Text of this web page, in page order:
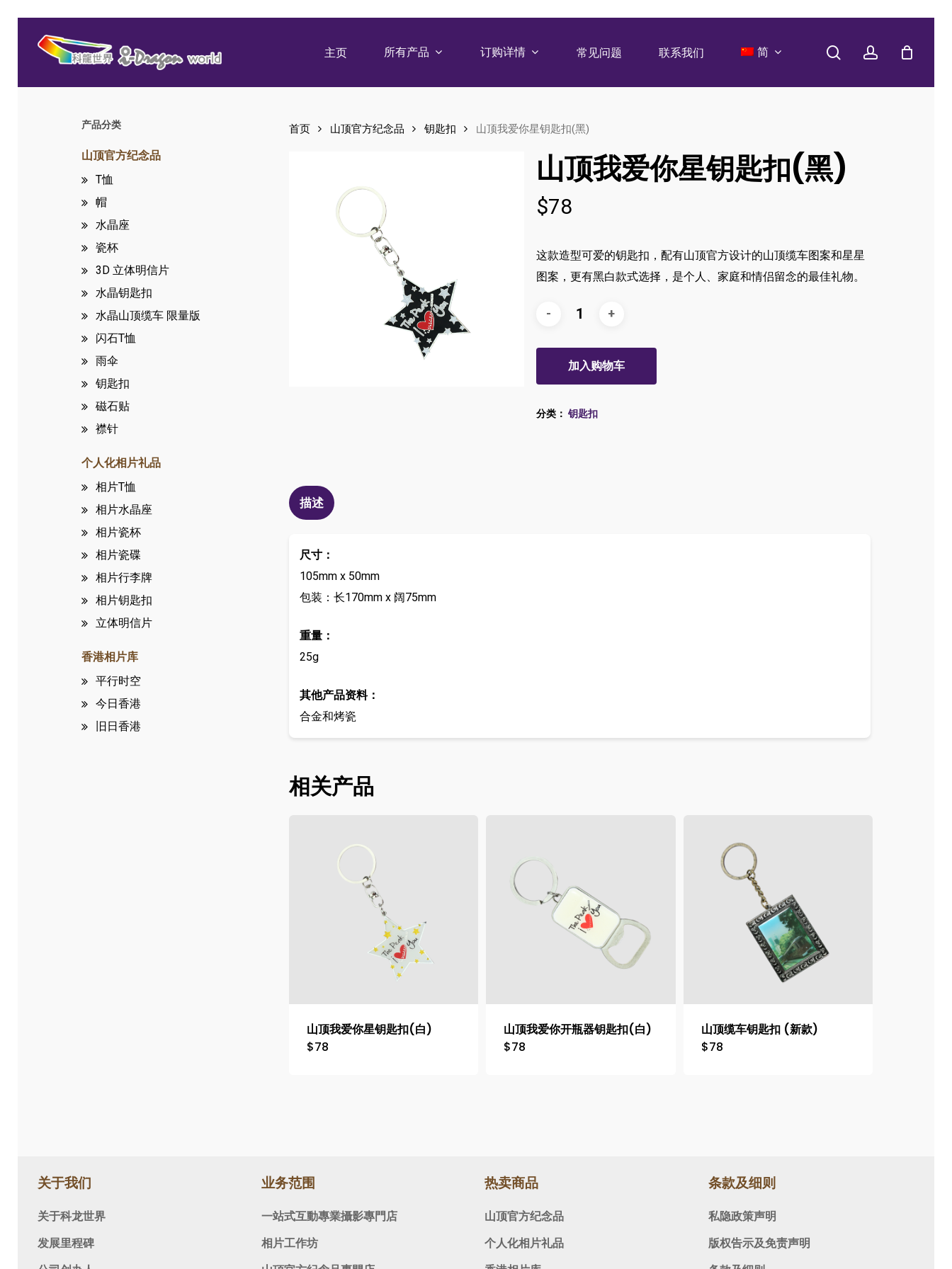
主页 所有产品 订购详情 常见问题 联系我们 简 searchaccount
产品分类
山顶官方纪念品
T恤
帽
水晶座
瓷杯
3D 立体明信片
水晶钥匙扣
水晶山顶缆车 限量版
闪石T恤
雨伞
钥匙扣
磁石贴
襟针
个人化相片礼品
相片T恤
相片水晶座
相片瓷杯
相片瓷碟
相片行李牌
相片钥匙扣
立体明信片
香港相片库
平行时空
今日香港
旧日香港
首页 山顶官方纪念品 钥匙扣 山顶我爱你星钥匙扣(黑)
山顶我爱你星钥匙扣(黑)
$78
这款造型可爱的钥匙扣，配有山顶官方设计的山顶缆车图案和星星
图案，更有黑白款式选择，是个人、家庭和情侣留念的最佳礼物。
加入购物车
分类： 钥匙扣
描述
尺寸：
105mm x 50mm
包装：长170mm x 阔75mm
重量：
25g
其他产品资料：
合金和烤瓷
相关产品
山顶我爱你星钥匙扣(白)
$78
山顶我爱你开瓶器钥匙扣(白)
$78
山顶缆车钥匙扣 (新款)
$78
关于我们
关于科龙世界
发展里程碑
业务范围
一站式互動專業攝影專門店
相片工作坊
热卖商品
山顶官方纪念品
个人化相片礼品
条款及细则
私隐政策声明
版权告示及免责声明